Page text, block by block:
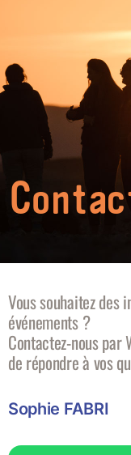
Vous souhaitez des
événements ?
Contactez-nous par
de répondre à vos
Sophie FABRI